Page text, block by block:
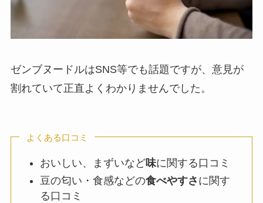
ゼンブヌードルはSNS等でも話題ですが、意見が
割れていて正直よくわかりませんでした。
よくある口コミ
おいしい、まずいなど味に関する口コミ
豆の匂い・食感などの食べやすさ に関す
る口コミ